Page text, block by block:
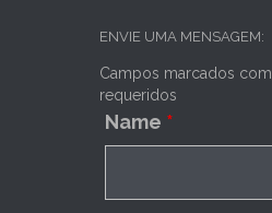
ENVIE UMA MENSAGEM:
Campos marcados com
requeridos
Name *